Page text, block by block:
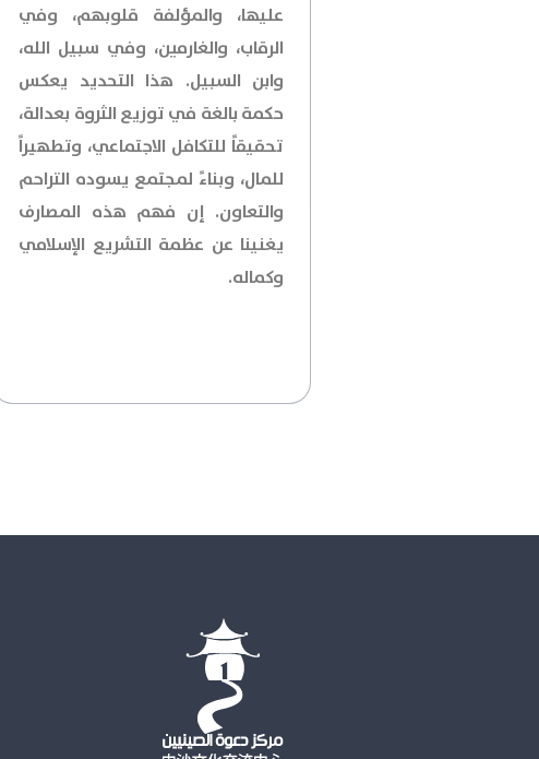
عليها، والمؤلفة قلوبهم، وفي
الرقاب، والغارمين، وفي سبيل الله،
وابن السبيل. هذا التحديد يعكس
حكمة بالغة في توزيع الثروة بعدالة،
تحقيقاً للتكافل الاجتماعي، وتطهيراً
للمال، وبناءً لمجتمع يسوده التراحم
والتعاون. إن فهم هذه المصارف
يغنينا عن عظمة التشريع الإسلامي
وكماله.